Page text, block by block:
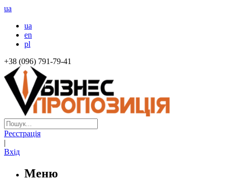
ua
ua
en
pl
+38 (096) 791-79-41
Реєстрація
|
Вхід
Меню